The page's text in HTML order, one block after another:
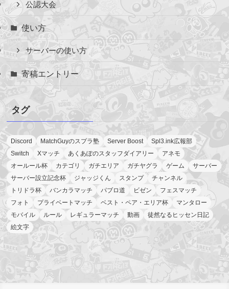
公認大会
使い方
サーバーの使い方
寄稿エントリー
タグ
Discord MatchGuyのスプラ塾 Server Boost
Spl3.ink広報部
Switch
Xマッチ あくあぽのスタッフダイアリー
アネモ
オールール杯
カテゴリ ガチエリア ガチヤグラ ゲーム
サーバー
サーバー設立記念杯
ジャッジくん スタンプ
チャンネル
トリドラ杯
バンカラマッチ パブロ道 ビゼン
フェスマッチ
フォト
プライベートマッチ ベスト・ペア・エリア杯
マンタロー
モバイル
ルール レギュラーマッチ 動画
徒然なるヒッセン日記
絵文字